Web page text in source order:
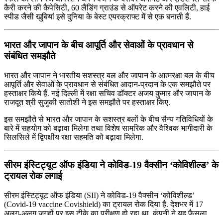
कैरी करने की कैपेसिटी, 60 लैंडिंग ग्राउंड से ऑपरेट करने की एवलिटी, हाई
स्पीड जैसी खुबियां इसे दुनिया के बेस्ट एयरक्राफ्ट में से एक बनाती हैं.
भारत और जापान के बीच आपूर्ति और सेवाओं के प्रावधान से
संबंधित समझौते
भारत और जापान ने भारतीय सशस्‍त्र बल और जापान के आत्‍मरक्षा बल के बीच
आपूर्ति और सेवाओं के प्रावधान से संबंधित आदान-प्रदान के एक समझौते पर
हस्‍ताक्षर किये हैं. नई दिल्‍ली में रक्षा सचिव डॉक्‍टर अजय कुमार और जापान के
राजदूत श्री सुजुकी सातोशी ने इस समझौते पर हस्ताक्षर किए.
इस समझौते से भारत और जापान के सशस्त्र बलों के बीच सैन्‍य गतिविधियों के
बारे में सहयोग को बढ़ावा मिलेगा तथा विशेष सामरिक और वैश्विक भागीदारी के
सिलसिले में द्विपक्षीय रक्षा सहमति को बढ़ावा मिलेगा.
सीरम इंस्टिट्यूट ऑफ इंडिया ने कोविड-19 वैक्‍सीन ‘कोविशील्‍ड’ के
ट्रायल रोक लगाई
सीरम इंस्टिट्यूट ऑफ इंडिया (SII) ने कोविड-19 वैक्‍सीन ‘कोविशील्‍ड’
(Covid-19 vaccine Covishield) का ट्रायल रोक दिया है. देशभर में 17